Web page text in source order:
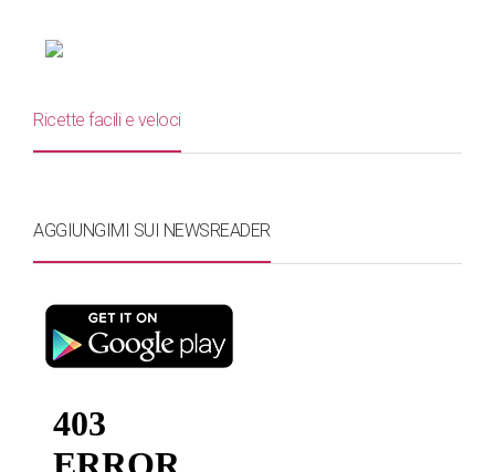
Ricette facili e veloci
AGGIUNGIMI SUI NEWSREADER